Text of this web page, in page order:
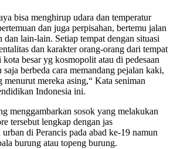
bisa menghirup udara dan temperatur
dan juga perpisahan, bertemu jalan
lain-lain. Setiap tempat dengan situasi
dan karakter orang-orang dari tempat
besar yg kosmopolit atau di pedesaan
berbeda cara memandang pejalan kaki,
menurut mereka asing,“ Kata seniman
Indonesia ini.
menggambarkan sosok yang melakukan
tersebut lengkap dengan jas
di Perancis pada abad ke-19 namun
burung atau topeng burung.